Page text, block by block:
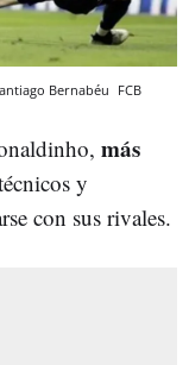
Bernabéu FCB
más
y
con sus rivales.